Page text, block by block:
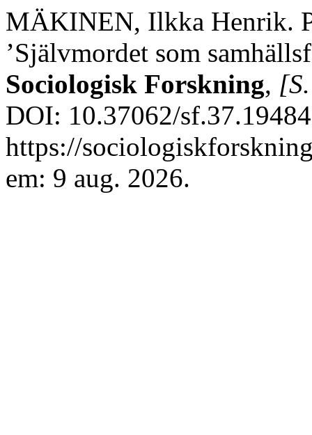
MÄKINEN, Ilkka Henrik.
’Självmordet som
Sociologisk Forskning,
DOI: 10.37062/
https://
em: 9 aug. 2026.